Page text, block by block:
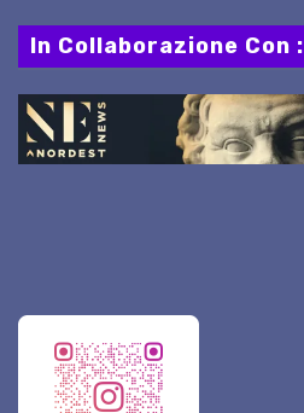
In Collaborazione Con :